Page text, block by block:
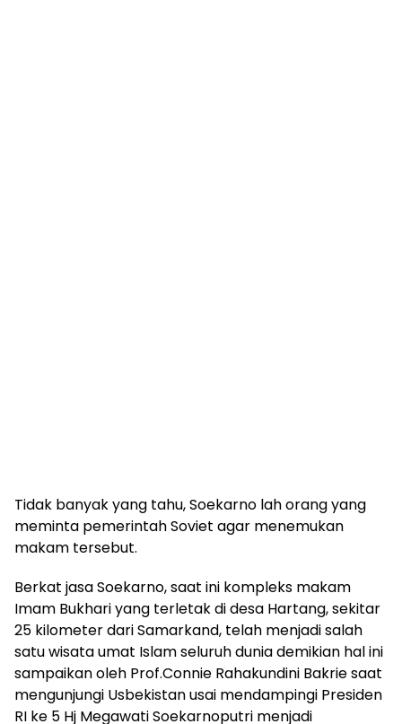
Tidak banyak yang tahu, Soekarno lah orang yang
meminta pemerintah Soviet agar menemukan
makam tersebut.
Berkat jasa Soekarno, saat ini kompleks makam
Imam Bukhari yang terletak di desa Hartang, sekitar
25 kilometer dari Samarkand, telah menjadi salah
satu wisata umat Islam seluruh dunia demikian hal ini
sampaikan oleh Prof.Connie Rahakundini Bakrie saat
mengunjungi Usbekistan usai mendampingi Presiden
RI ke 5 Hj Megawati Soekarnoputri menjadi